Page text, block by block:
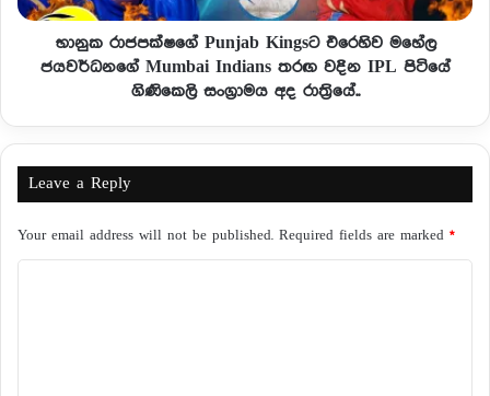
භානුක රාජපක්ෂගේ Punjab Kingsට එරෙහිව මහේල
ජයවර්ධනගේ Mumbai Indians තරඟ වදින IPL පිටියේ
ගිණිකෙලි සංග්‍රාමය අද රාත්‍රියේ..
Leave a Reply
Your email address will not be published. Required fields are marked *